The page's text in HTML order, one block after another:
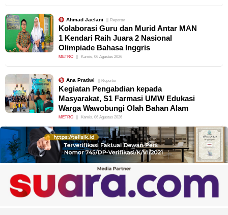
Ahmad Jaelani Reporter
Kolaborasi Guru dan Murid Antar MAN
1 Kendari Raih Juara 2 Nasional
Olimpiade Bahasa Inggris
METRO Kamis, 06 Agustus 2026
Ana Pratiwi Reporter
Kegiatan Pengabdian kepada
Masyarakat, S1 Farmasi UMW Edukasi
Warga Wawobungi Olah Bahan Alam
METRO Kamis, 06 Agustus 2026